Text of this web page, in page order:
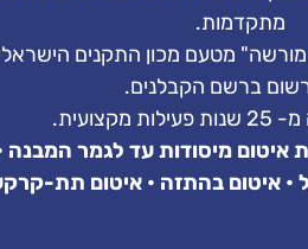
מתקדמות.
מטעם מכון התקנים
ברשם הקבלנים.
איטום מיסודות עד לגמר המבנה
• איטום בהתזה • איטום תת-